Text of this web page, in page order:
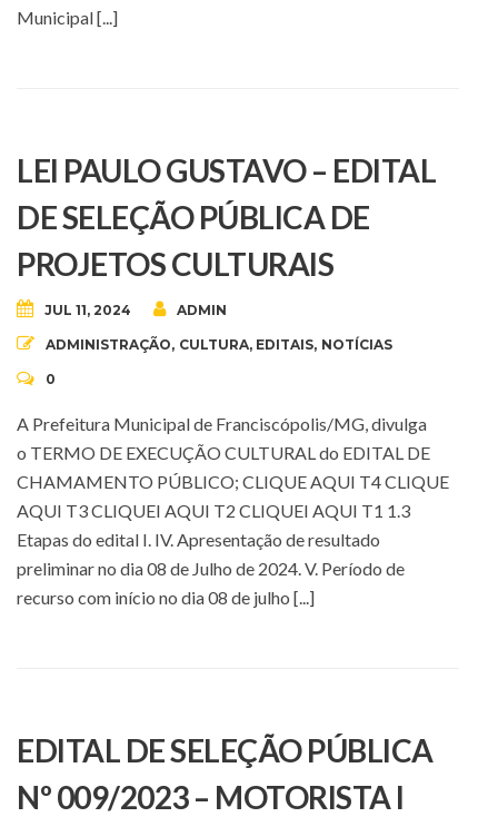
Municipal [...]
LEI PAULO GUSTAVO – EDITAL
DE SELEÇÃO PÚBLICA DE
PROJETOS CULTURAIS
JUL 11, 2024 ADMIN
ADMINISTRAÇÃO, CULTURA, EDITAIS, NOTÍCIAS
0
A Prefeitura Municipal de Franciscópolis/MG, divulga
o TERMO DE EXECUÇÃO CULTURAL do EDITAL DE
CHAMAMENTO PÚBLICO; CLIQUE AQUI T4 CLIQUE
AQUI T3 CLIQUEI AQUI T2 CLIQUEI AQUI T1 1.3
Etapas do edital I. IV. Apresentação de resultado
preliminar no dia 08 de Julho de 2024. V. Período de
recurso com início no dia 08 de julho [...]
EDITAL DE SELEÇÃO PÚBLICA
Nº 009/2023 – MOTORISTA I